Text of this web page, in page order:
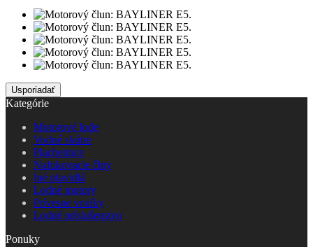
Kategórie
Motorové lode
Vodné skútre
Plachetnice
Nafukovacie člny
Iné plavidlá
Lodné motory
Prívesne vozíky
Lodné príslušenstvo
Ponuky